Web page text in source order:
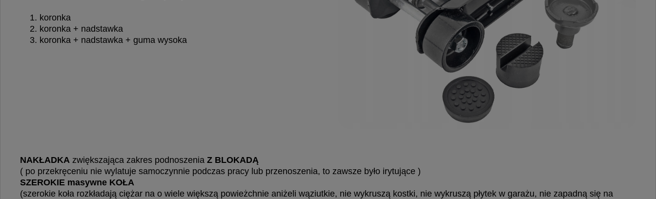
koronka
koronka + nadstawka
koronka + nadstawka + guma wysoka
NAKŁADKA zwiększająca zakres podnoszenia Z BLOKADĄ
( po przekręceniu nie wylatuje samoczynnie podczas pracy lub przenoszenia, to zawsze było irytujące )
SZEROKIE masywne KOŁA
(szerokie koła rozkładają ciężar na o wiele większą powieżchnie aniżeli wąziutkie, nie wykruszą kostki, nie wykruszą płytek w garażu, nie zapadną się na